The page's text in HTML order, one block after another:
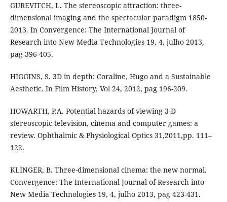
GUREVITCH, L. The stereoscopic attraction: three-
dimensional imaging and the spectacular paradigm 1850-
2013. In Convergence: The International Journal of
Research into New Media Technologies 19, 4, julho 2013,
pag 396-405.
HIGGINS, S. 3D in depth: Coraline, Hugo and a Sustainable
Aesthetic. In Film History, Vol 24, 2012, pag 196-209.
HOWARTH, P.A. Potential hazards of viewing 3-D
stereoscopic television, cinema and computer games: a
review. Ophthalmic & Physiological Optics 31,2011,pp. 111–
122.
KLINGER, B. Three-dimensional cinema: the new normal.
Convergence: The International Journal of Research into
New Media Technologies 19, 4, julho 2013, pag 423-431.